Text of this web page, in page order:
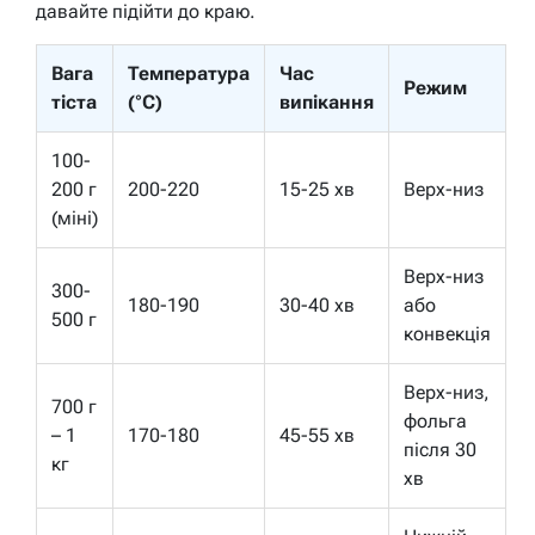
давайте підійти до краю.
Вага
тіста
Температура
(°C)
Час
випікання
Режим
100-
200 г
(міні)
200-220 15-25 хв Верх-низ
300-
500 г
180-190 30-40 хв
Верх-низ
або
конвекція
700 г
– 1
кг
170-180 45-55 хв
Верх-низ,
фольга
після 30
хв